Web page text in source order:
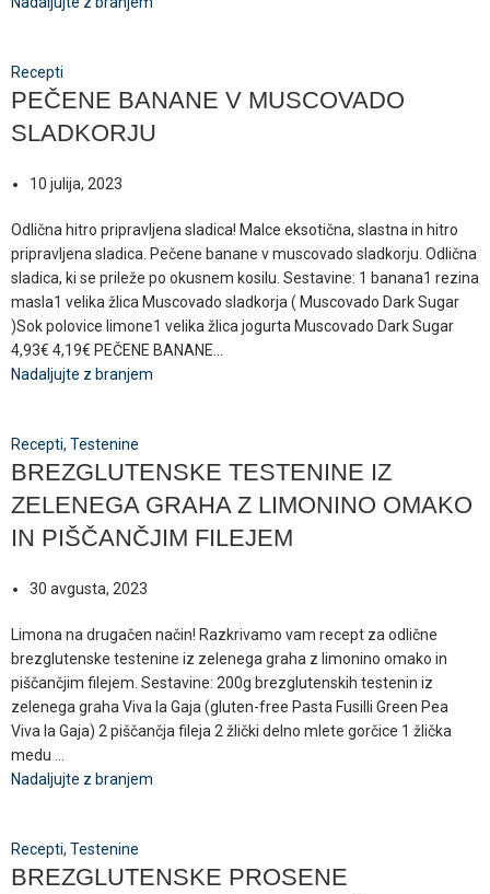
Recepti
PEČENE BANANE V MUSCOVADO
SLADKORJU
10 julija, 2023
Odlična hitro pripravljena sladica! Malce eksotična, slastna in hitro
pripravljena sladica. Pečene banane v muscovado sladkorju. Odlična
sladica, ki se prileže po okusnem kosilu. Sestavine: 1 banana1 rezina
masla1 velika žlica Muscovado sladkorja ( Muscovado Dark Sugar
)Sok polovice limone1 velika žlica jogurta Muscovado Dark Sugar
4,93€ 4,19€ PEČENE BANANE...
Nadaljujte z branjem
Recepti, Testenine
BREZGLUTENSKE TESTENINE IZ
ZELENEGA GRAHA Z LIMONINO OMAKO
IN PIŠČANČJIM FILEJEM
30 avgusta, 2023
Limona na drugačen način! Razkrivamo vam recept za odlične
brezglutenske testenine iz zelenega graha z limonino omako in
piščančjim filejem. Sestavine: 200g brezglutenskih testenin iz
zelenega graha Viva la Gaja (gluten-free Pasta Fusilli Green Pea
Viva la Gaja) 2 piščančja fileja 2 žlički delno mlete gorčice 1 žlička
medu ...
Nadaljujte z branjem
Recepti, Testenine
BREZGLUTENSKE PROSENE